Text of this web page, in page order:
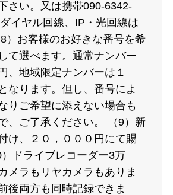
さい。又は携帯090-6342-
イヤル回線、IP・光回線は
）お客様のお好きな番号を希
て選べます。通常ナンバー
、地域限定ナンバーは１
なります。但し、番号によ
りご希望に添えない場合も
、ご了承ください。 （9）新
け、２０，０００円にて賜
ドライブレコーダー3万
メラもリヤカメラもありま
後両方も同時記録できま